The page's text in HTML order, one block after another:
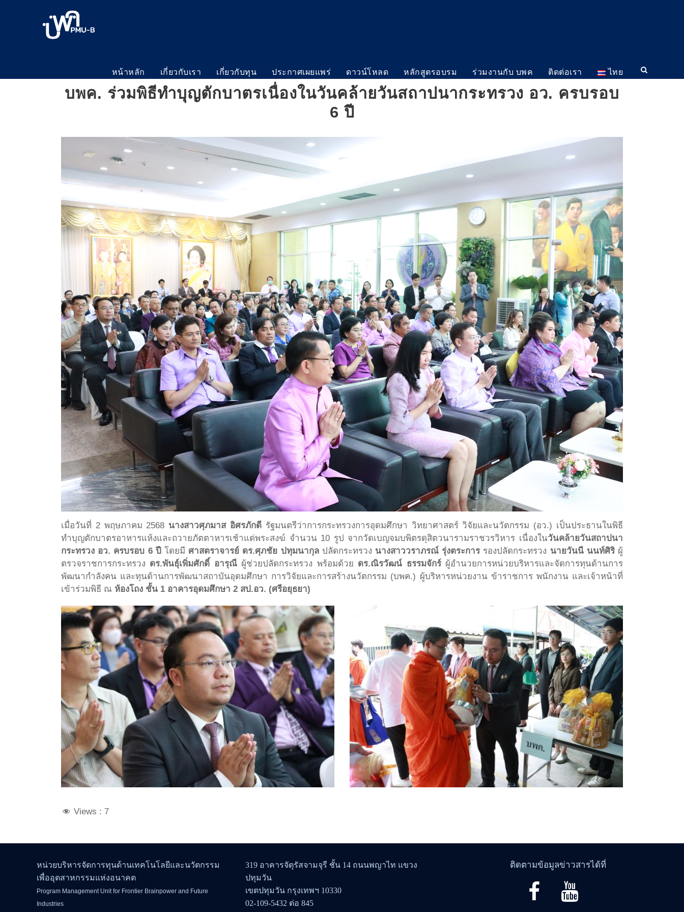
หน้าหลัก เกี่ยวกับเรา เกี่ยวกับทุน ประกาศเผยแพร่ ดาวน์โหลด หลักสูตรอบรม ร่วมงานกับ บพค ติดต่อเรา ไทย
บพค. ร่วมพิธีทำบุญตักบาตรเนื่องในวันคล้ายวันสถาปนากระทรวง อว. ครบรอบ
6 ปี
เมื่อวันที่ 2 พฤษภาคม 2568 นางสาวศุภมาส อิศรภักดี รัฐมนตรีว่าการกระทรวงการอุดมศึกษา วิทยาศาสตร์ วิจัยและนวัตกรรม (อว.) เป็นประธานในพิธี
ทำบุญตักบาตรอาหารแห้งและถวายภัตตาหารเช้าแด่พระสงฆ์ จำนวน 10 รูป จากวัดเบญจมบพิตรดุสิตวนารามราชวรวิหาร เนื่องในวันคล้ายวันสถาปนา
กระทรวง อว. ครบรอบ 6 ปี โดยมีศาสตราจารย์ ดร.ศุภชัย ปทุมนากุลปลัดกระทรวง นางสาววราภรณ์ รุ่งตระการรองปลัดกระทรวง นายวันนี นนท์ศิริผู้
ตรวจราชการกระทรวง ดร.พันธุ์เพิ่มศักดิ์ อารุณีผู้ช่วยปลัดกระทรวง พร้อมด้วย ดร.ณิรวัฒน์ ธรรมจักร์ผู้อำนวยการหน่วยบริหารและจัดการทุนด้านการ
พัฒนากำลังคน และทุนด้านการพัฒนาสถาบันอุดมศึกษา การวิจัยและการสร้างนวัตกรรม (บพค.) ผู้บริหารหน่วยงาน ข้าราชการ พนักงาน และเจ้าหน้าที่
เข้าร่วมพิธี ณ ห้องโถง ชั้น 1 อาคารอุดมศึกษา 2 สป.อว. (ศรีอยุธยา)
Views : 7
หน่วยบริหารจัดการทุนด้านเทคโนโลยีและนวัตกรรม
เพื่ออุตสาหกรรมแห่งอนาคต
Program Management Unit for Frontier Brainpower and Future
Industries
319 อาคารจัตุรัสจามจุรี ชั้น 14 ถนนพญาไท แขวง
ปทุมวัน
เขตปทุมวัน กรุงเทพฯ 10330
02-109-5432 ต่อ 845
ติดตามข้อมูลข่าวสารได้ที่